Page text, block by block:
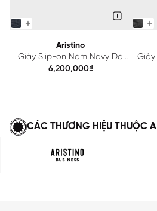
Aristino
Giày Slip-on Nam Navy Da
Bò Aristino ASH1200S2
6,200,000₫
Giày
CÁC THƯƠNG HIỆU THUỘC